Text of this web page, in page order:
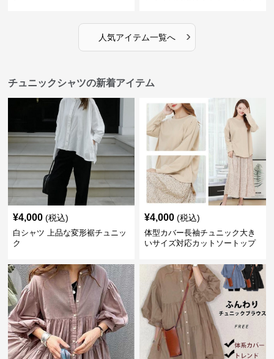
人気アイテム一覧へ ›
チュニックシャツの新着アイテム
¥4,000 (税込)
白シャツ 上品な変形裾チュニッ
ク
¥4,000 (税込)
体型カバー長袖チュニック大き
いサイズ対応カットソートップ